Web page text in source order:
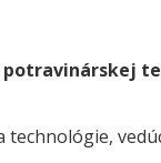
potravinárskej
technológie,